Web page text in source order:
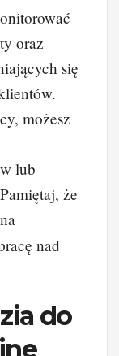
oraz
się
możesz
lub
że
nad
do